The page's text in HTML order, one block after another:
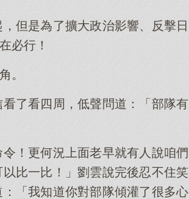
但是為了擴大政治影響、反擊日
必行！
。
了看四周，低聲問道：「部隊有
！更何況上面老早就有人說咱們
比一比！」劉雲說完後忍不住笑
「我知道你對部隊傾灌了很多心